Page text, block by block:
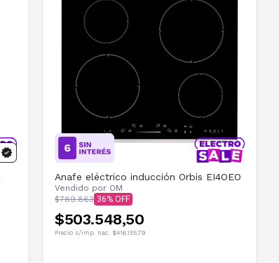
Anafe eléctrico inducción Orbis EI4OEO
Vendido por OM
$789.863 36
$503.548,50
Precio s/imp. nac. $416.155,79